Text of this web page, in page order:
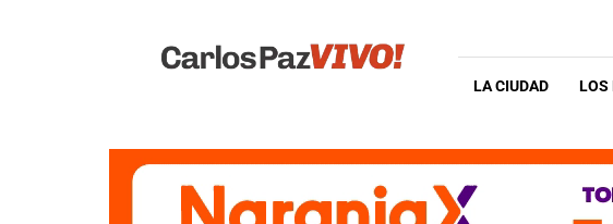
Vivo
LA CIUDAD LOS